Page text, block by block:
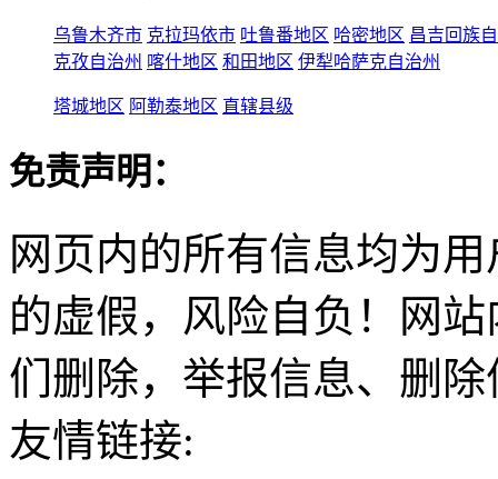
乌鲁木齐市 克拉玛依市 吐鲁番地区 哈密地区 昌吉回族
克孜自治州 喀什地区 和田地区 伊犁哈萨克自治州
塔城地区 阿勒泰地区 直辖县级
免责声明：
网页内的所有信息均为
的虚假，风险自负！网
们删除，举报信息、删
友情链接: